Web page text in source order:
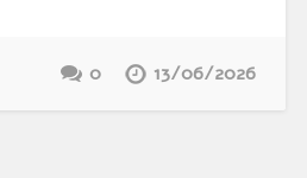
13/06/2026
0